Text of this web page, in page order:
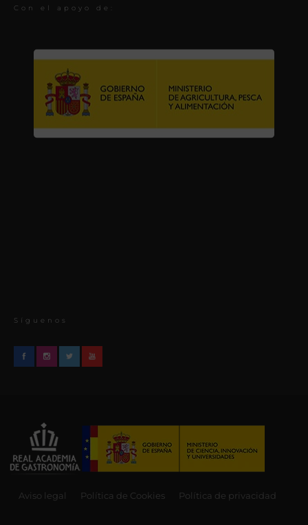
Con el apoyo de:
Síguenos
Aviso legal Política de Cookies Política de privacidad